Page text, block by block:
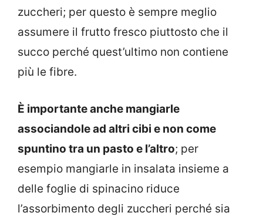
zuccheri; per questo è sempre meglio
assumere il frutto fresco piuttosto che il
succo perché quest’ultimo non contiene
più le fibre.
È importante anche mangiarle
associandole ad altri cibi e non come
spuntino tra un pasto e l’altro; per
esempio mangiarle in insalata insieme a
delle foglie di spinacino riduce
l’assorbimento degli zuccheri perché sia